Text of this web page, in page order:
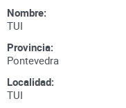
Nombre:
TUI
Provincia:
Pontevedra
Localidad:
TUI